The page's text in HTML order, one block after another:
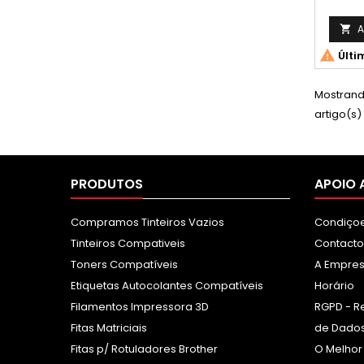


artigo(s)
PRODUTOS
Compramos Tinteiros Vazios
Tinteiros Compativeis
Toners Compatíveis
Etiquetas Autocolantes Compatíveis
Filamentos Impressora 3D
Fitas Matriciais
Fitas p/ Rotuladores Brother
APOIO
A
Horário
RGPD -
de
O